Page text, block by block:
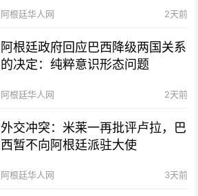
阿根廷华人网 2天前
阿根廷政府回应巴西降级两国关系
的决定：纯粹意识形态问题
阿根廷华人网 2天前
外交冲突：米莱一再批评卢拉，巴
西暂不向阿根廷派驻大使
阿根廷华人网 3天前